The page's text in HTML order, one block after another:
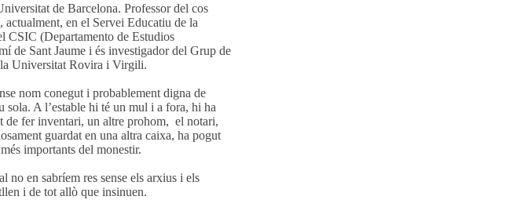
de Barcelona. Professor del cos
actualment, en el Servei Educatiu de la
CSIC (Departamento de Estudios
de Sant Jaume i és investigador del Grup de
Universitat Rovira i Virgili.
nom conegut i probablement digna de
A l’estable hi té un mul i a fora, hi ha
de fer inventari, un altre prohom, el notari,
guardat en una altra caixa, ha pogut
importants del monestir.
no en sabríem res sense els arxius i els
i de tot allò que insinuen.